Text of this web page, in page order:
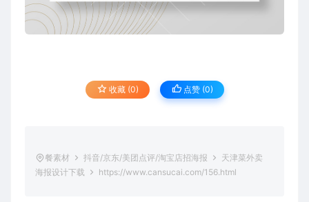
收藏 (0) 点赞 (0)
餐素材 抖音/京东/美团点评/淘宝店招海报
天津菜外卖
海报设计下载
https://www.cansucai.com/156.html